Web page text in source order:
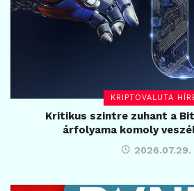
KRIPTOVALUTA
Kritikus szintre zuhant a
árfolyama komoly
2026.07.29.